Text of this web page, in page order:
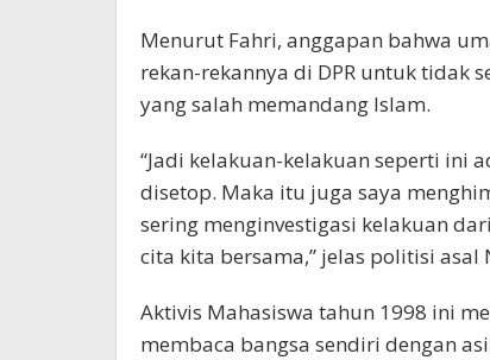
Menurut Fahri, anggapan bahwa
rekan-rekannya di DPR untuk tidak
yang salah memandang Islam.
“Jadi kelakuan-kelakuan seperti ini
disetop. Maka itu juga saya
sering menginvestigasi kelakuan
cita kita bersama,” jelas politisi asal
Aktivis Mahasiswa tahun 1998 ini
membaca bangsa sendiri dengan